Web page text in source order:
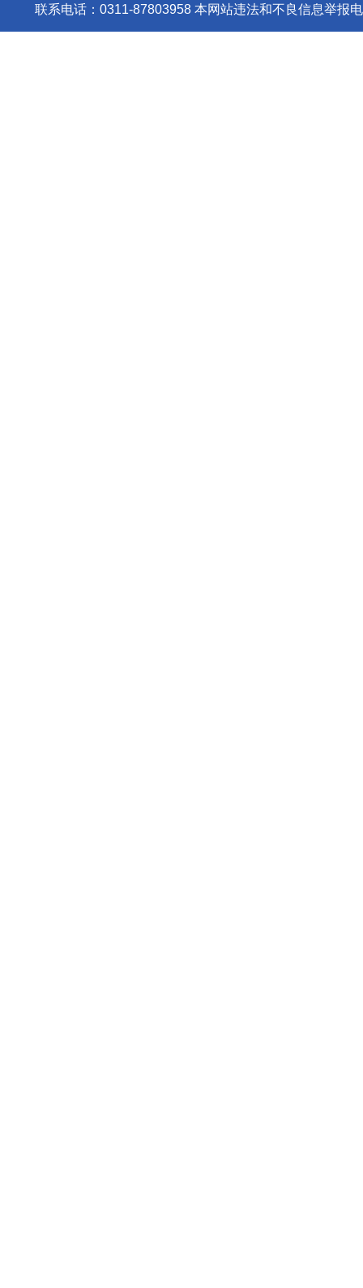
联系电话：0311-87803958 本网站违法和不良信息举报